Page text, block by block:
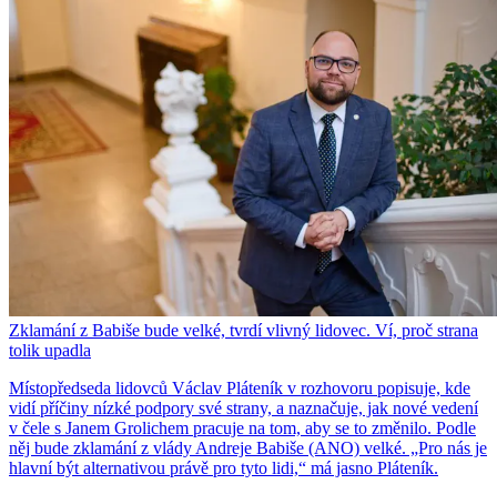
Zklamání z Babiše bude velké, tvrdí vlivný lidovec. Ví, proč strana
tolik upadla
Místopředseda lidovců Václav Pláteník v rozhovoru popisuje, kde
vidí příčiny nízké podpory své strany, a naznačuje, jak nové vedení
v čele s Janem Grolichem pracuje na tom, aby se to změnilo. Podle
něj bude zklamání z vlády Andreje Babiše (ANO) velké. „Pro nás je
hlavní být alternativou právě pro tyto lidi,“ má jasno Pláteník.